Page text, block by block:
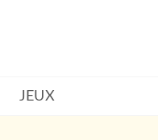
JEUX